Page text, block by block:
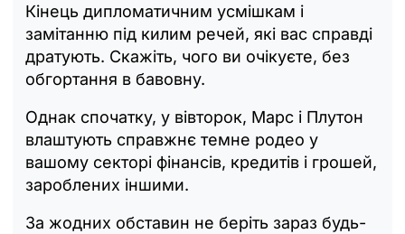
Кінець дипломатичним усмішкам і
замітанню під килим речей, які вас справді
дратують. Скажіть, чого ви очікуєте, без
обгортання в бавовну.
Однак спочатку, у вівторок, Марс і Плутон
влаштують справжнє темне родео у
вашому секторі фінансів, кредитів і грошей,
зароблених іншими.
За жодних обставин не беріть зараз будь-